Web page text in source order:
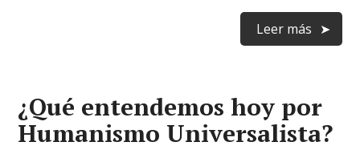
Leer más
¿Qué entendemos hoy por
Humanismo Universalista?